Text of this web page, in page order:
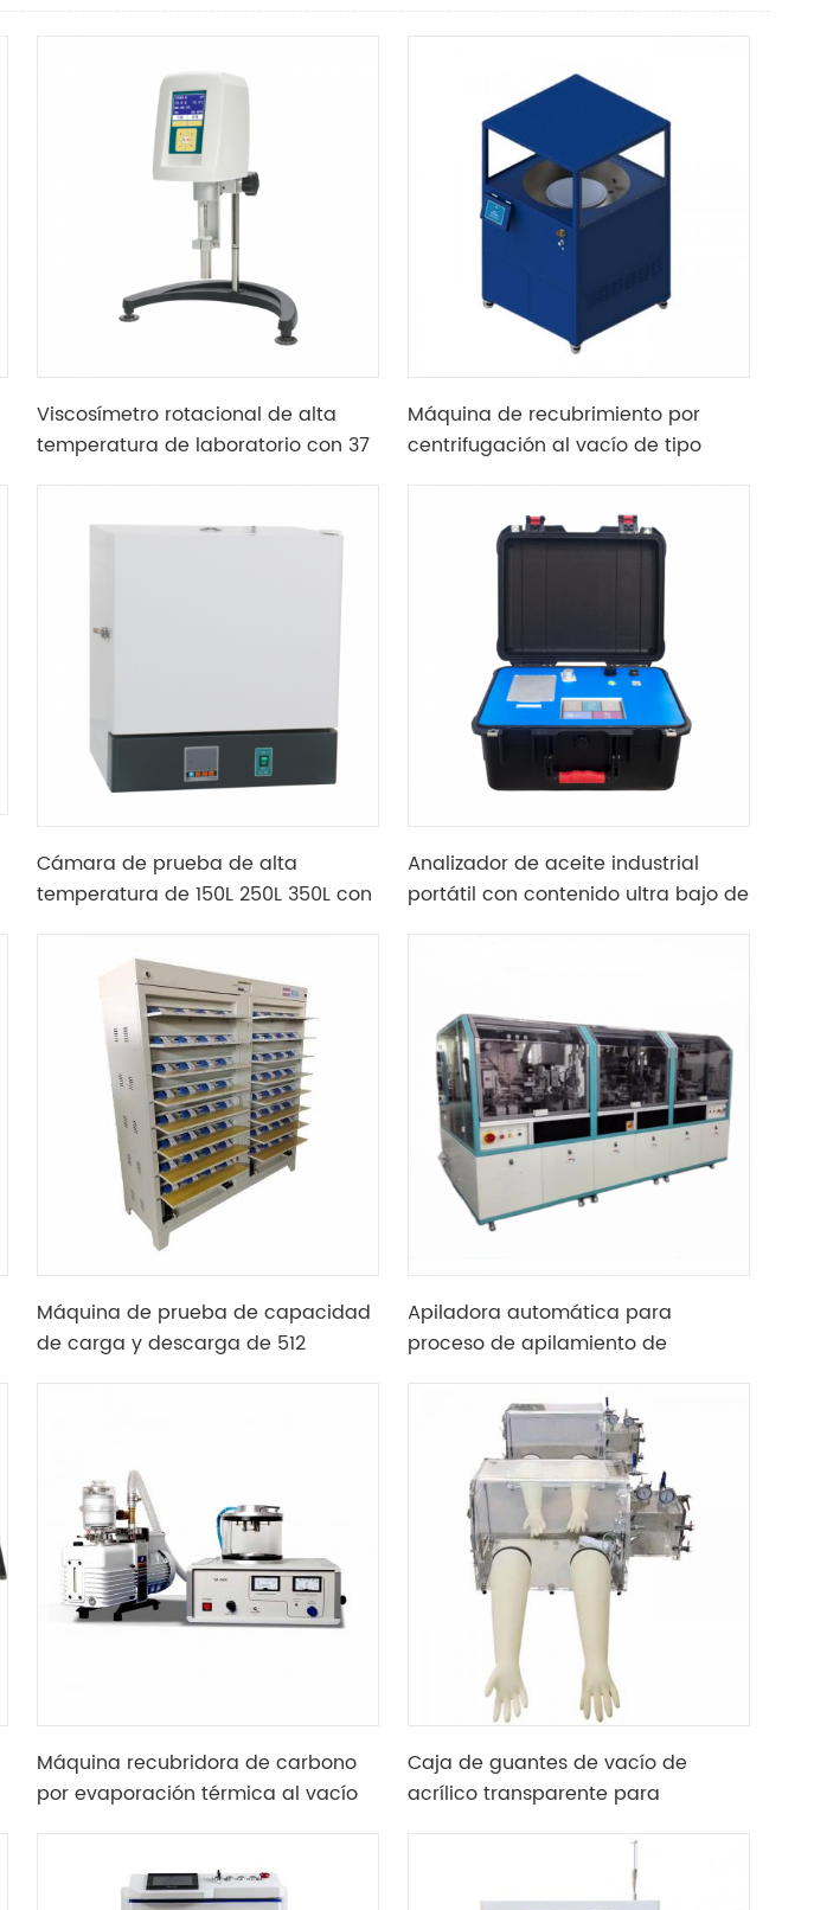
Viscosímetro rotacional de alta
temperatura de laboratorio con 37
Máquina de recubrimiento por
centrifugación al vacío de tipo
Cámara de prueba de alta
temperatura de 150L 250L 350L con
inoxidable con espejo 304
Analizador de aceite industrial
portátil con contenido ultra bajo de
Máquina de prueba de capacidad
de carga y descarga de 512
Apiladora automática para
proceso de apilamiento de
Máquina recubridora de carbono
por evaporación térmica al vacío
Caja de guantes de vacío de
acrílico transparente para